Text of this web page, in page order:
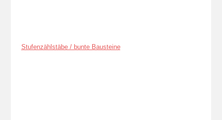
Stufenzählstäbe / bunte Bausteine